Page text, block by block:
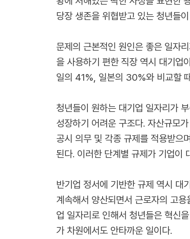
당장 생존을 위협받고 있는 청년들
문제의 근본적인 원인은 좋은 일자
을 사용하기 편한 직장 역시 대기
일의 41%, 일본의 30%와 비교할
청년들이 원하는 대기업 일자리가
성장하기 어려운 구조다. 자산규모
공시 의무 및 각종 규제를 적용받으
된다. 이러한 단계별 규제가 기업이
반기업 정서에 기반한 규제 역시 대
계속해서 양산되면서 근로자의 고
업 일자리로 인해서 청년들은 혁신
가 차원에서도 안타까운 일이다.